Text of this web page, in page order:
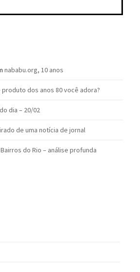
nababu.org, 10 anos
produto dos anos 80 você adora?
dia – 20/02
de uma notícia de jornal
Bairros do Rio – análise profunda